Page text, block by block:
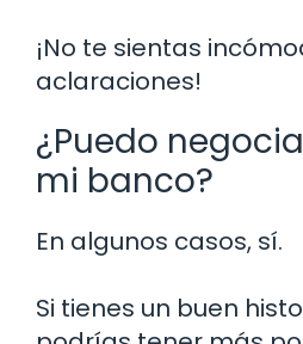
¡No te sientas
aclaraciones!
¿Puedo
mi banco?
En algunos casos, sí.
Si tienes un buen